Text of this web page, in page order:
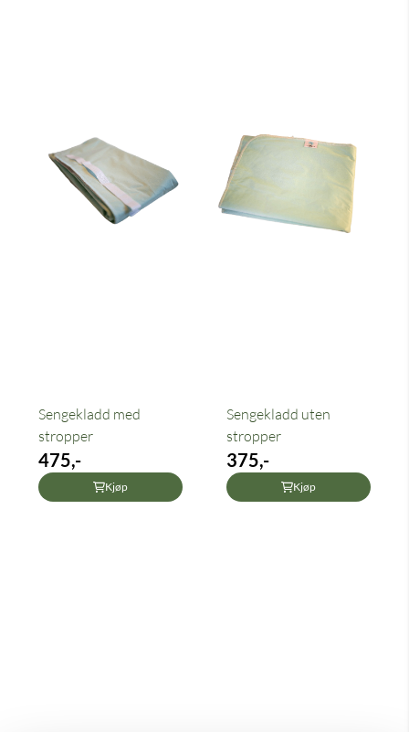
Sengekladd med
stropper
475,-
Kjøp
Sengekladd uten
stropper
375,-
Kjøp